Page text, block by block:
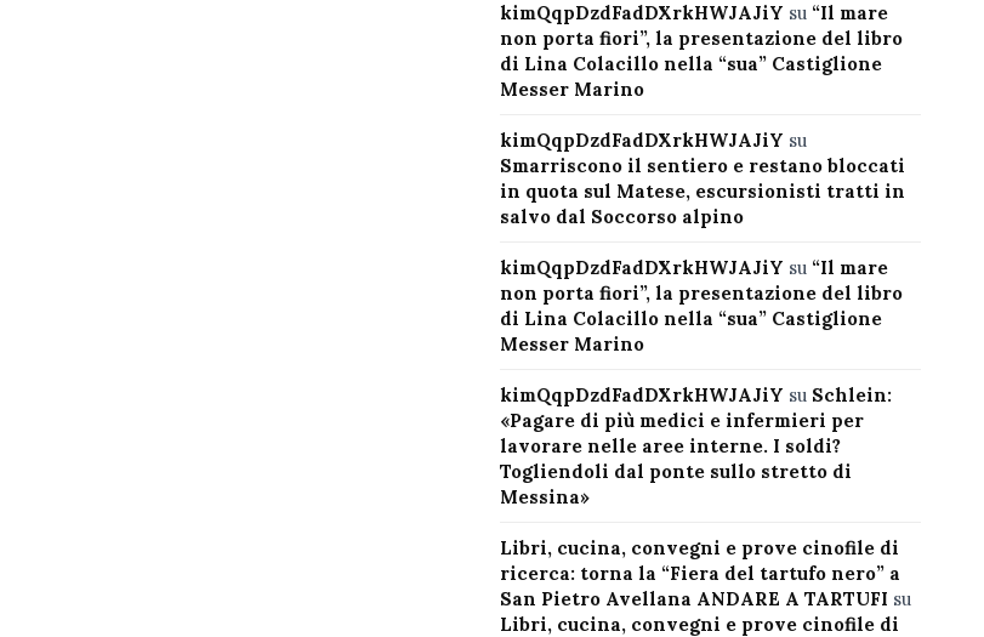
kimQqpDzdFadDXrkHWJAJiY su “Il mare
non porta fiori”, la presentazione del libro
di Lina Colacillo nella “sua” Castiglione
Messer Marino
kimQqpDzdFadDXrkHWJAJiY su
Smarriscono il sentiero e restano bloccati
in quota sul Matese, escursionisti tratti in
salvo dal Soccorso alpino
kimQqpDzdFadDXrkHWJAJiY su “Il mare
non porta fiori”, la presentazione del libro
di Lina Colacillo nella “sua” Castiglione
Messer Marino
kimQqpDzdFadDXrkHWJAJiY su Schlein:
«Pagare di più medici e infermieri per
lavorare nelle aree interne. I soldi?
Togliendoli dal ponte sullo stretto di
Messina»
Libri, cucina, convegni e prove cinofile di
ricerca: torna la “Fiera del tartufo nero” a
San Pietro Avellana ANDARE A TARTUFI su
Libri, cucina, convegni e prove cinofile di